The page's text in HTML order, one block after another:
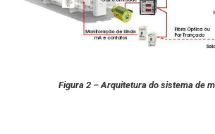
Figura 2 – Arquitetura do sistema de